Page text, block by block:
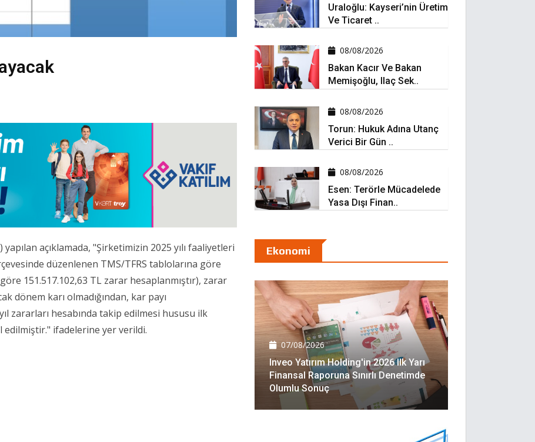
açıklamada, "Şirketimizin 2025 yılı faaliyetleri
düzenlenen TMS/TFRS tablolarına göre
151.517.102,63 TL zarar hesaplanmıştır), zarar
dönem karı olmadığından, kar payı
zararları hesabında takip edilmesi hususu ilk
edilmiştir." ifadelerine yer verildi.
Uraloğlu: Kayseri’nin Üretim
Ve Ticaret ..
08/08/2026
Bakan Kacır Ve Bakan
Memişoğlu, Ilaç Sek..
08/08/2026
Torun: Hukuk Adına Utanç
Verici Bir Gün ..
08/08/2026
Esen: Terörle Mücadelede
Yasa Dışı Finan..
Ekonomi
07/08/2026
Inveo Yatırım Holding'in 2026 Ilk Yarı
Finansal Raporuna Sınırlı Denetimde
Olumlu Sonuç